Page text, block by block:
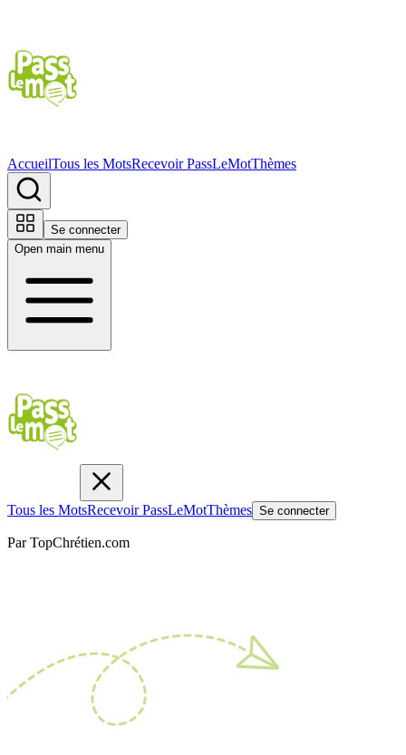
AccueilTous les MotsRecevoir PassLeMotThèmes
Se connecter
Open main menu
Tous les MotsRecevoir PassLeMotThèmes Se connecter
Par TopChrétien.com